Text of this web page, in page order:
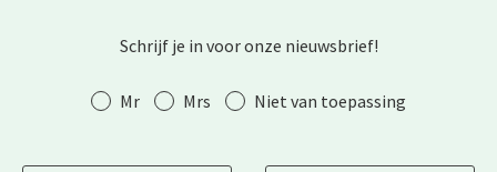
Schrijf je in voor onze nieuwsbrief!
Aanhef Mr Mrs Niet van toepassing